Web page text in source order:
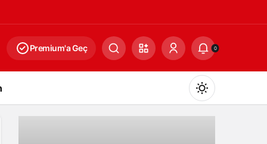
Premium'a Geç 0